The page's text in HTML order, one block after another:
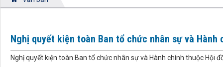
Nghị quyết kiện toàn Ban tổ chức nhân sự và
Nghị quyết kiện toàn Ban tổ chức nhân sự và Hành chính thuộc Hội